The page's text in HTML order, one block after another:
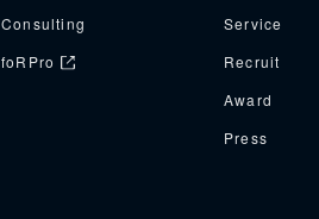
Consulting
foRPro
Service
Recruit
Award
Press